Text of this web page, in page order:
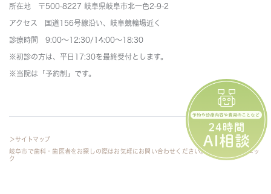
所在地 〒500-8227 岐阜県岐阜市北一色2-9-2
アクセス 国道156号線沿い、岐阜競輪場近く
診療時間 9:00～12:30/14:00～18:30
※初診の方は、平日17:30を最終受付とします。
※当院は「予約制」です。
＞サイトマップ
岐阜市で歯科・歯医者をお探しの際はお気軽にお問い合わせください。©さわ歯科クリニッ
ク